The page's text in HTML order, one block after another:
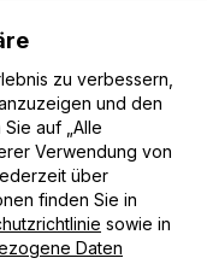
zu verbessern,
und den
auf „Alle
Verwendung von
über
finden Sie in
sowie in
Daten